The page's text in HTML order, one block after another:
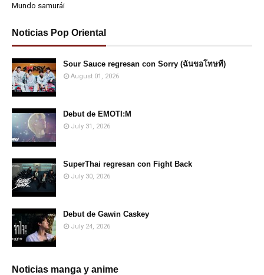
Mundo samurái
Noticias Pop Oriental
Sour Sauce regresan con Sorry (ฉันขอโทษที)
August 01, 2026
Debut de EMOTI:M
July 31, 2026
SuperThai regresan con Fight Back
July 30, 2026
Debut de Gawin Caskey
July 24, 2026
Noticias manga y anime